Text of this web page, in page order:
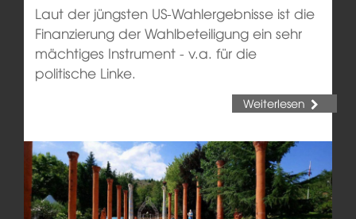
Laut der jüngsten US-Wahlergebnisse ist die
Finanzierung der Wahlbeteiligung ein sehr
mächtiges Instrument - v.a. für die
politische Linke.
Weiterlesen